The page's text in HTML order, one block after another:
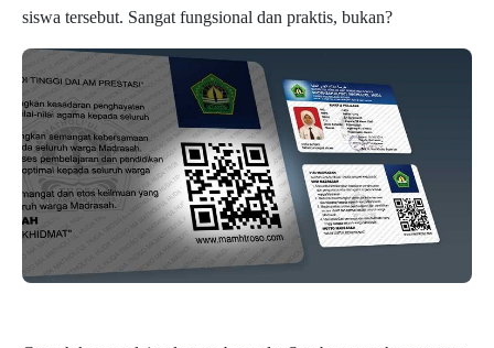
siswa tersebut. Sangat fungsional dan praktis, bukan?